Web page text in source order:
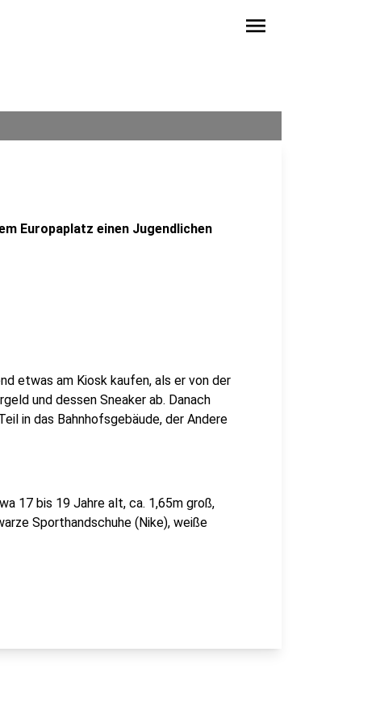
menu
Europaplatz einen Jugendlichen
etwas am Kiosk kaufen, als er von der
und dessen Sneaker ab. Danach
in das Bahnhofsgebäude, der Andere
17 bis 19 Jahre alt, ca. 1,65m groß,
Sporthandschuhe (Nike), weiße